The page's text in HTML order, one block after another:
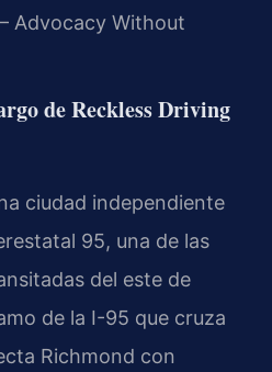
Advocacy Without
de Reckless Driving
ciudad independiente
95, una de las
del este de
de la I-95 que cruza
Richmond con